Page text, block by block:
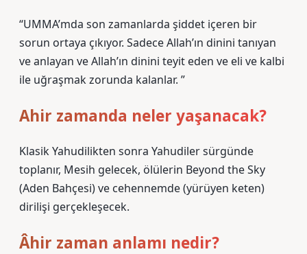
“UMMA’mda son zamanlarda şiddet içeren bir
sorun ortaya çıkıyor. Sadece Allah’ın dinini tanıyan
ve anlayan ve Allah’ın dinini teyit eden ve eli ve kalbi
ile uğraşmak zorunda kalanlar. ”
Ahir zamanda neler yaşanacak?
Klasik Yahudilikten sonra Yahudiler sürgünde
toplanır, Mesih gelecek, ölülerin Beyond the Sky
(Aden Bahçesi) ve cehennemde (yürüyen keten)
dirilişi gerçekleşecek.
Âhir zaman anlamı nedir?